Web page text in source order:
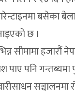
बसेका
छ ।
सीमामा
पाए पनि